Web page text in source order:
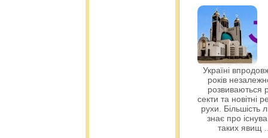
Україні
років
розвиваються
секти та новітні
рухи. Більшість
знає про
таких явищ